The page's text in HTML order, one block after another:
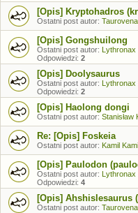
[Opis] Kryptohadros
Ostatni post autor:
[Opis] Gongshuilong
Ostatni post autor: Lythronax
Odpowiedzi: 2
[Opis] Doolysaurus
Ostatni post autor: Lythronax
Odpowiedzi: 2
[Opis] Haolong dongi
Ostatni post autor: Stanisław
Re: [Opis] Foskeia
Ostatni post autor: Kamil
[Opis] Paulodon
Ostatni post autor: Lythronax
Odpowiedzi: 4
[Opis] Ahshislesaurus
Ostatni post autor: